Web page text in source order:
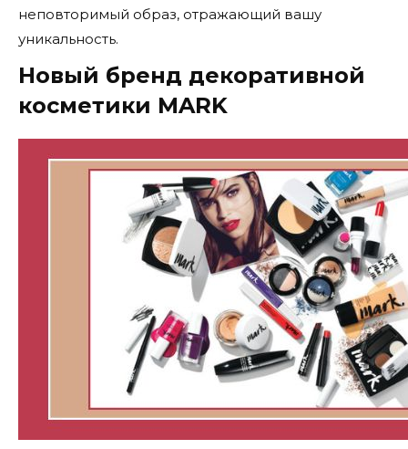
неповторимый образ, отражающий вашу
уникальность.
Новый бренд декоративной
косметики MARK